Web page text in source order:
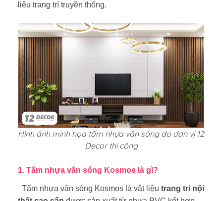
liệu trang trí truyền thống.
Hình ảnh minh họa tấm nhựa vân sóng do đơn vị 12
Decor thi công
1. Tấm nhựa vân sóng Kosmos là gì?
Tấm nhựa vân sóng Kosmos là vật liệu trang trí nội